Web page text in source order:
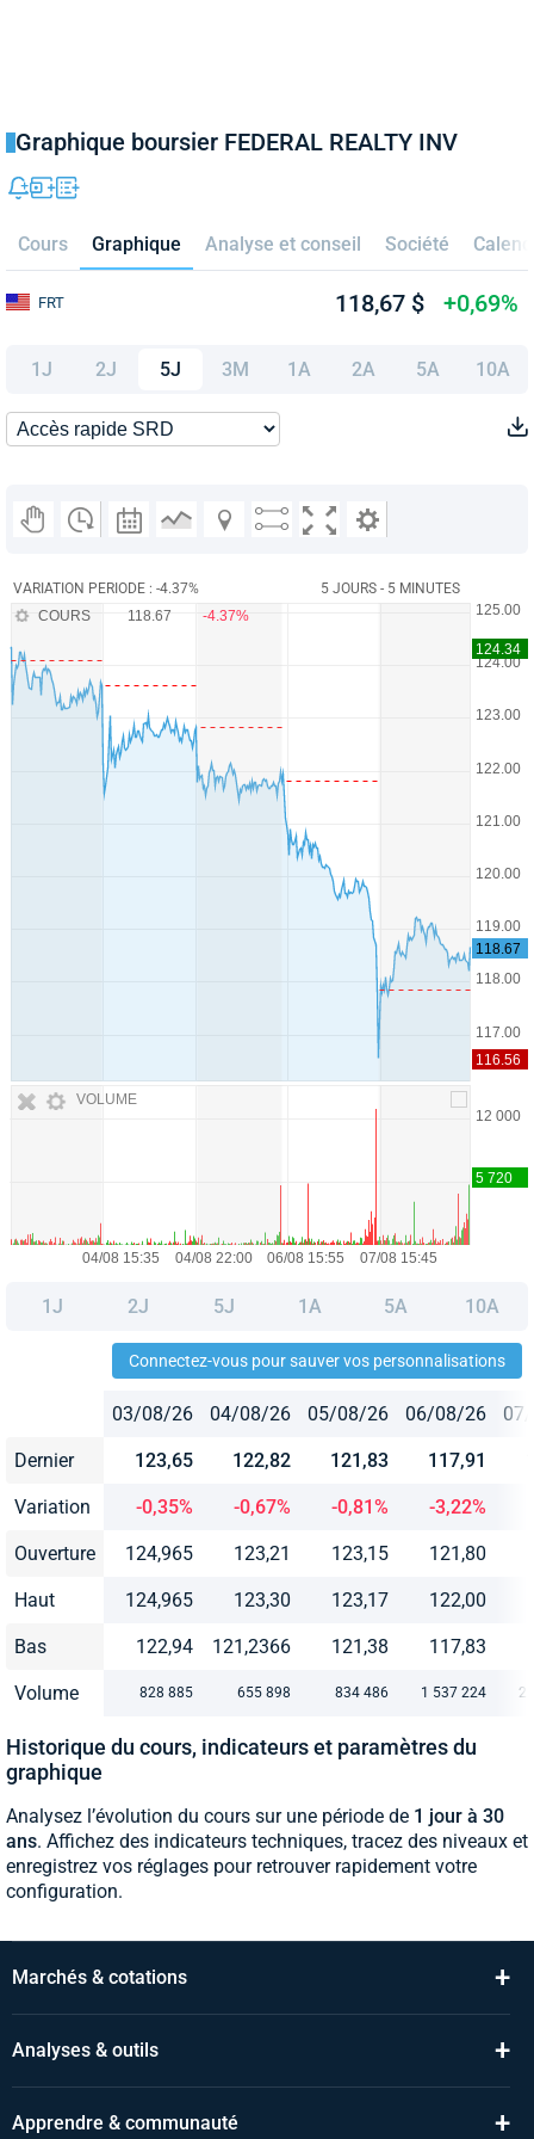
Graphique boursier FEDERAL REALTY INV
Cours Graphique Analyse et conseil Société
FRT 118,67 $ +0,69%
1J 2J 5J 3M 1A 2A 5A 10A
VARIATION PERIODE : -4.37% 5 JOURS - 5 MINUTES
VOLUME
COURS 118.67 -4.37%
1J 2J 5J 1A 5A 10A
Connectez-vous pour sauver vos personnalisations
03/08/26 04/08/26 05/08/26 06/08/26
Dernier 123,65 122,82 121,83 117,91
Variation -0,35% -0,67% -0,81% -3,22%
Ouverture 124,965 123,21 123,15 121,80
Haut 124,965 123,30 123,17 122,00
Bas 122,94 121,2366 121,38 117,83
Volume 828 885 655 898 834 486 1 537 224 2
Historique du cours, indicateurs et paramètres du
graphique
Analysez l’évolution du cours sur une période de 1 jour à 30
ans. Affichez des indicateurs techniques, tracez des niveaux et
enregistrez vos réglages pour retrouver rapidement votre
configuration.
Marchés & cotations +
Analyses & outils +
Apprendre & communauté +